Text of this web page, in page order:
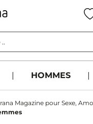
| HOMMES |
Magazine pour Sexe,